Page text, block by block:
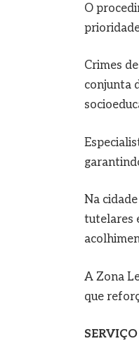
O
Crimes
conjunta
Na
tutelares
A Zona
que